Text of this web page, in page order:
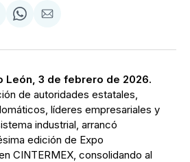
Share
WhatsApp
Compartir
Email
León, 3 de febrero de 2026.
de autoridades estatales,
líderes empresariales y
industrial, arrancó
edición de Expo
CINTERMEX, consolidando al